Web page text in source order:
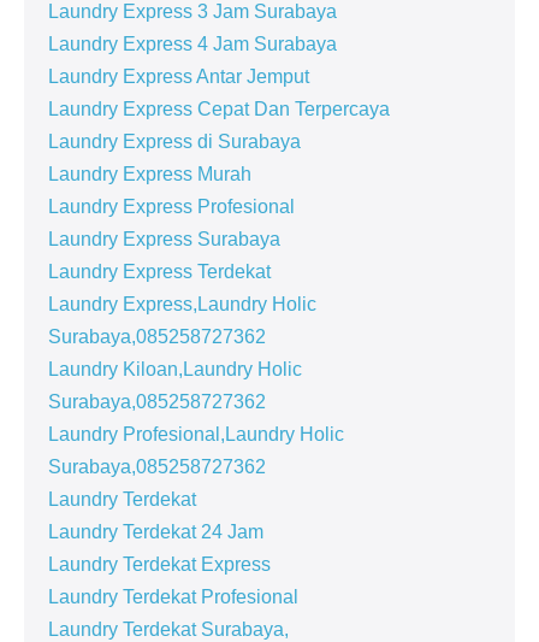
Laundry Express 3 Jam Surabaya
Laundry Express 4 Jam Surabaya
Laundry Express Antar Jemput
Laundry Express Cepat Dan Terpercaya
Laundry Express di Surabaya
Laundry Express Murah
Laundry Express Profesional
Laundry Express Surabaya
Laundry Express Terdekat
Laundry Express,Laundry Holic
Surabaya,085258727362
Laundry Kiloan,Laundry Holic
Surabaya,085258727362
Laundry Profesional,Laundry Holic
Surabaya,085258727362
Laundry Terdekat
Laundry Terdekat 24 Jam
Laundry Terdekat Express
Laundry Terdekat Profesional
Laundry Terdekat Surabaya,